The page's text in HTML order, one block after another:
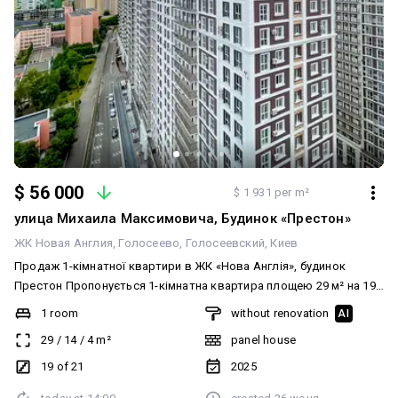
$ 56 000 $ 1 931 per m²
улица Михаила Максимовича, Будинок «Престон»
ЖК Новая Англия Голосеево Голосеевский Киев
Продаж 1-кімнатної квартири в ЖК «Нова Англія», будинок
Престон Пропонується 1-кімнатна квартира площею 29 м² на 19
поверсі 21-поверхового будинку. Квартира без ремонту, що
дозволяє реалізувати власний дизайн-проєкт без додаткових
витрат на демонтаж та переробку існуючого інтер’єру.
Функціональне планування дає можливість максимально
1 room
29 / 14/ 4m²
19 of 21
without renovation AI
panel house
2025